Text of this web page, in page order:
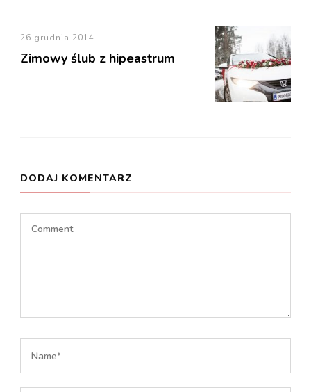
26 grudnia 2014
Zimowy ślub z hipeastrum
DODAJ KOMENTARZ